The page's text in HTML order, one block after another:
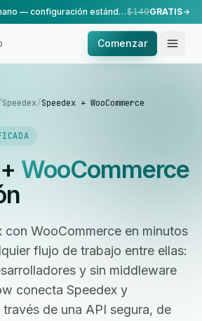
Configuración llave en mano — configuración estándar, realizada por nuestro equipo.$149GRATIS
Comenzar
Speedex/Speedex + WooCommerce
WooCommerce
con WooCommerce en minutos
flujo de trabajo entre ellas:
y sin middleware
conecta Speedex y
de una API segura, de